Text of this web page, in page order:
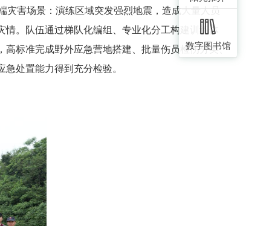
数字图书馆
害场景：演练区域突发强烈地震，造成大量人员
。队伍通过梯队化编组、专业化分工构建训练体
标准完成野外应急营地搭建、批量伤员检伤分类、
处置能力得到充分检验。